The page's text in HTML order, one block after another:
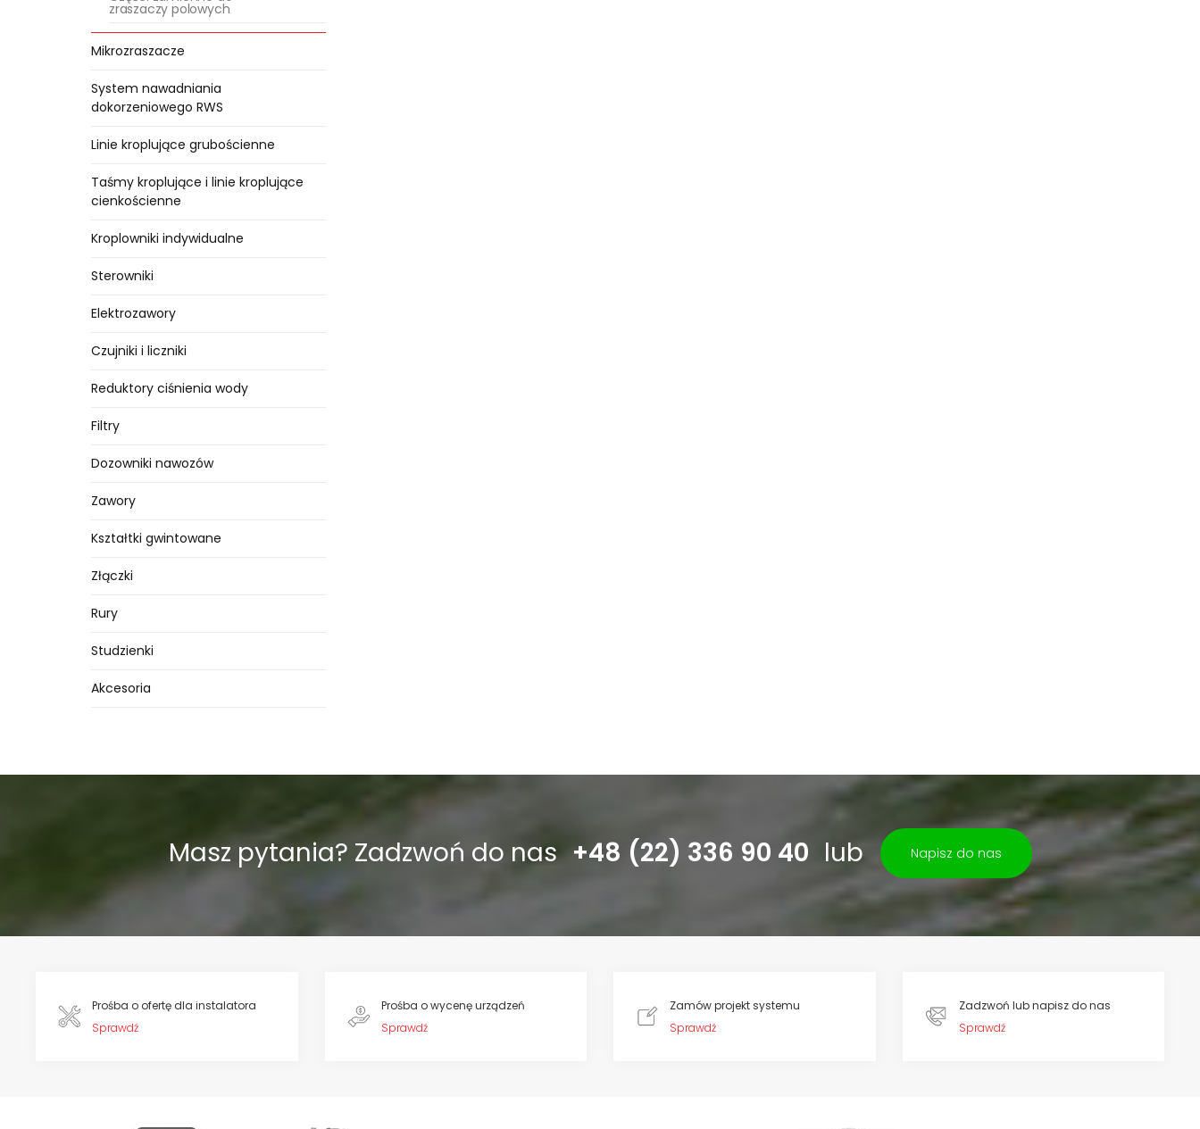
zraszaczy polowych
Mikrozraszacze
System nawadniania
dokorzeniowego RWS
Linie kroplujące grubościenne
Taśmy kroplujące i linie kroplujące
cienkościenne
Kroplowniki indywidualne
Sterowniki
Elektrozawory
Czujniki i liczniki
Reduktory ciśnienia wody
Filtry
Dozowniki nawozów
Zawory
Kształtki gwintowane
Złączki
Rury
Studzienki
Akcesoria
Masz pytania? Zadzwoń do nas +48 (22) 336 90 40 lub Napisz do nas
Prośba o ofertę dla instalatora
Sprawdź
Prośba o wycenę urządzeń
Sprawdź
Zamów projekt systemu
Sprawdź
Zadzwoń lub napisz do nas
Sprawdź